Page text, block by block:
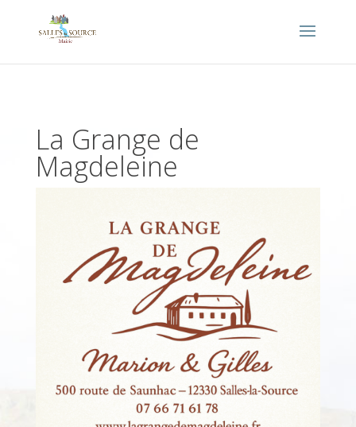
La Grange de
Magdeleine